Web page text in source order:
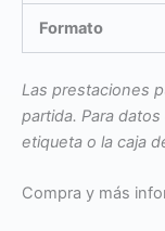
Formato
Las prestaciones
partida. Para
etiqueta o la caja
Compra y más